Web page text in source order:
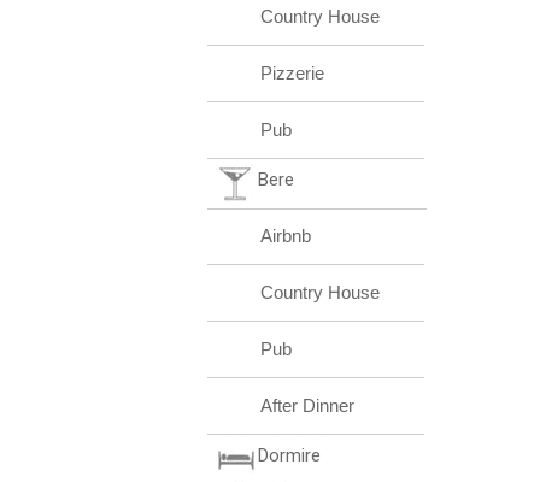
Country House
Pizzerie
Pub
Bere
Airbnb
Country House
Pub
After Dinner
Dormire